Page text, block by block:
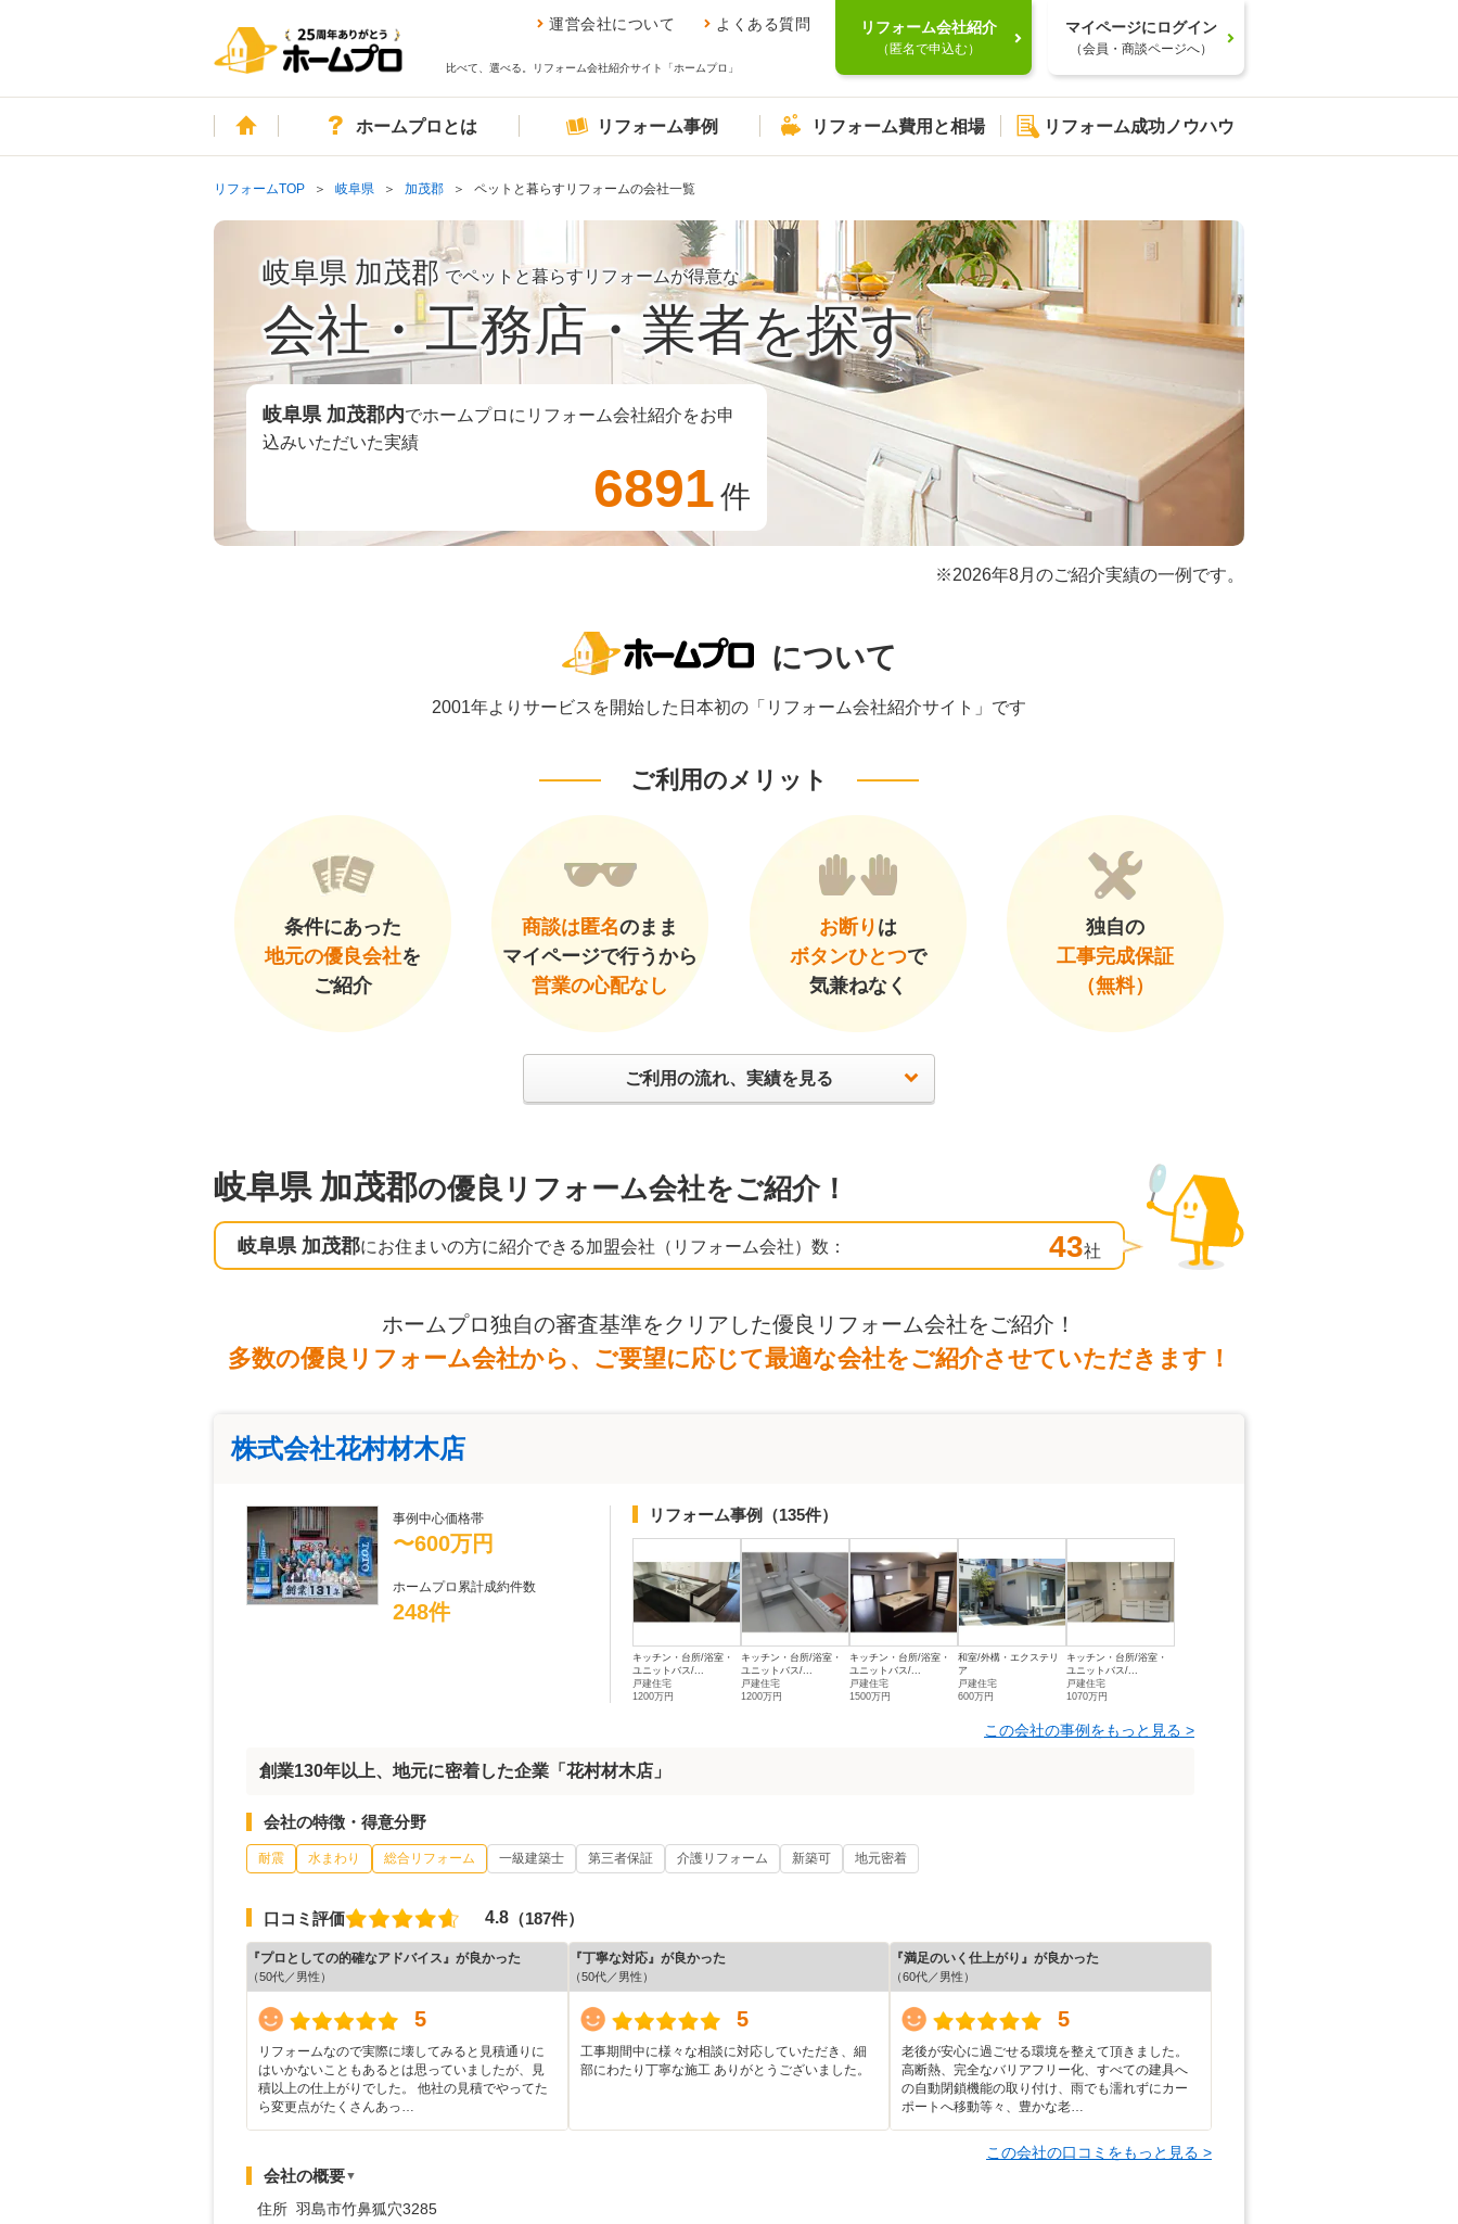
運営会社について よくある質問
比べて、選べる。リフォーム会社紹介サイト「ホームプロ」
リフォーム会社紹介
（匿名で申込む）
マイページにログイン
（会員・商談ページへ）
ホームホームプロとは リフォーム事例 リフォーム費用と相場 リフォーム成功ノウハウ
リフォームTOP 岐阜県 加茂郡 ペットと暮らすリフォームの会社一覧
岐阜県 加茂郡 でペットと暮らすリフォームが得意な
会社・工務店・業者を探す
岐阜県 加茂郡内でホームプロにリフォーム会社紹介をお申
込みいただいた実績
6891件
※2026年8月のご紹介実績の一例です。
について
2001年よりサービスを開始した日本初の「リフォーム会社紹介サイト」です
ご利用のメリット
条件にあった
地元の優良会社を
ご紹介
商談は匿名のまま
マイページで行うから
営業の心配なし
お断り は
ボタンひとつで
気兼ねなく
独自の
工事完成保証
（無料）
ご利用の流れ、実績を見る
岐阜県 加茂郡の優良リフォーム会社をご紹介！
岐阜県 加茂郡にお住まいの方に紹介できる加盟会社（リフォーム会社）数： 43社
ホームプロ独自の審査基準をクリアした優良リフォーム会社をご紹介！
多数の優良リフォーム会社から、ご要望に応じて最適な会社をご紹介させていただきます！
株式会社花村材木店
事例中心価格帯
〜600万円
ホームプロ累計成約件数
248件
リフォーム事例 （135件）
キッチン・台所/浴室・
ユニットバス/...
戸建住宅
1200万円
キッチン・台所/浴室・
ユニットバス/...
戸建住宅
1200万円
キッチン・台所/浴室・
ユニットバス/...
戸建住宅
1500万円
和室/外構・エクステリ
ア
戸建住宅
600万円
キッチン・台所/浴室・
ユニットバス/...
戸建住宅
1070万円
この会社の事例をもっと見る >
創業130年以上、地元に密着した企業「花村材木店」
会社の特徴・得意分野
耐震 水まわり 総合リフォーム 一級建築士 第三者保証 介護リフォーム 新築可 地元密着
口コミ評価 4.8 （187件）
『プロとしての的確なアドバイス』が良かった
（50代／男性）
5
リフォームなので実際に壊してみると見積通りに
はいかないこともあるとは思っていましたが、見
積以上の仕上がりでした。 他社の見積でやってた
ら変更点がたくさんあっ…
『丁寧な対応』が良かった
（50代／男性）
5
工事期間中に様々な相談に対応していただき、細
部にわたり丁寧な施工 ありがとうございました。
『満足のいく仕上がり』が良かった
（60代／男性）
5
老後が安心に過ごせる環境を整えて頂きました。
高断熱、完全なバリアフリー化、すべての建具へ
の自動閉鎖機能の取り付け、雨でも濡れずにカー
ポートへ移動等々、豊かな老…
この会社の口コミをもっと見る >
会社の概要▼
住所 羽島市竹鼻狐穴3285